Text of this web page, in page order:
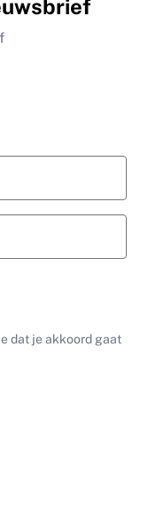
dat je akkoord gaat